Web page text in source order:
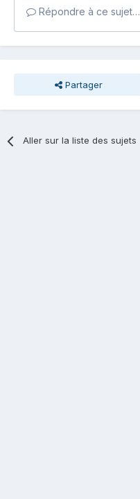
Répondre à ce sujet…
Partager
Aller sur la liste des sujets